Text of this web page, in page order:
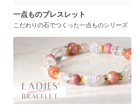
一点ものブレスレット
こだわりの石でつくった一点ものシリーズ